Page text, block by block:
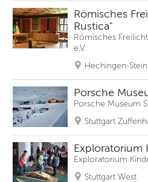
Römisches
Rustica"
Römisches
e.V.
Hechingen-Stein
Porsche
Porsche Museum
Stuttgart
Exploratorium
Exploratorium
Stuttgart West